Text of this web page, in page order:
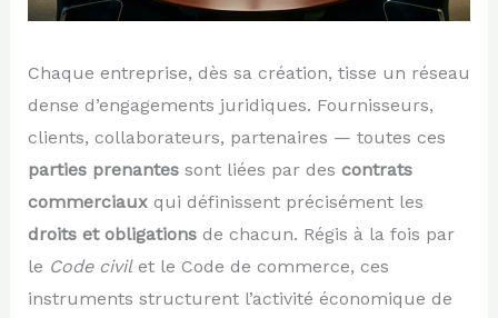
Chaque entreprise, dès sa création, tisse un réseau
dense d’engagements juridiques. Fournisseurs,
clients, collaborateurs, partenaires — toutes ces
parties prenantessont liées par des contrats
commerciauxqui définissent précisément les
droits et obligationsde chacun. Régis à la fois par
le Code civilet le Code de commerce, ces
instruments structurent l’activité économique de